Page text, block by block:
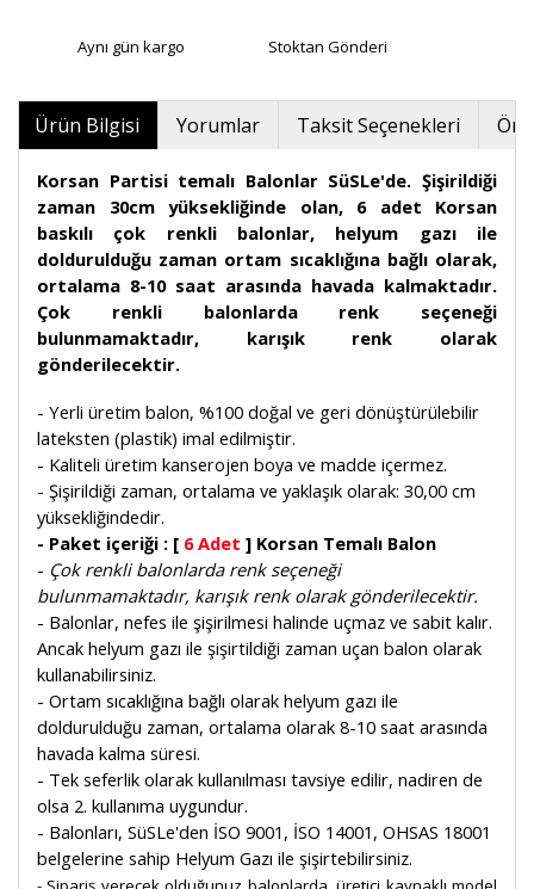
Aynı gün kargo Stoktan Gönderi
Ürün Bilgisi Yorumlar Taksit Seçenekleri
Korsan Partisi temalı Balonlar SüSLe'de. Şişirildiği
zaman 30cm yüksekliğinde olan, 6 adet Korsan
baskılı çok renkli balonlar, helyum gazı ile
doldurulduğu zaman ortam sıcaklığına bağlı olarak,
ortalama 8-10 saat arasında havada kalmaktadır.
Çok renkli balonlarda renk seçeneği
bulunmamaktadır, karışık renk olarak
gönderilecektir.
- Yerli üretim balon, %100 doğal ve geri dönüştürülebilir
lateksten (plastik) imal edilmiştir.
- Kaliteli üretim kanserojen boya ve madde içermez.
- Şişirildiği zaman, ortalama ve yaklaşık olarak: 30,00 cm
yüksekliğindedir.
- Paket içeriği : [ 6 Adet ] Korsan Temalı Balon
- Çok renkli balonlarda renk seçeneği
bulunmamaktadır, karışık renk olarak gönderilecektir.
- Balonlar, nefes ile şişirilmesi halinde uçmaz ve sabit kalır.
Ancak helyum gazı ile şişirtildiği zaman uçan balon olarak
kullanabilirsiniz.
- Ortam sıcaklığına bağlı olarak helyum gazı ile
doldurulduğu zaman, ortalama olarak 8-10 saat arasında
havada kalma süresi.
- Tek seferlik olarak kullanılması tavsiye edilir, nadiren de
olsa 2. kullanıma uygundur.
- Balonları, SüSLe'den İSO 9001, İSO 14001, OHSAS 18001
belgelerine sahip Helyum Gazı ile şişirtebilirsiniz.